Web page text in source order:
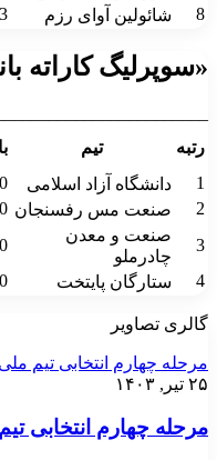
8
شائولین آوای رزم 3
«سوپرلیگ کاراته
رتبه
تیم
1
دانشگاه آزاد اسلامی 0
2
صنعت مس رفسنجان 0
3
صنعت و معدن
چادرملو
0
4
ستارگان پایتخت 0
گالری تصاویر
مرحله چهارم انتخابی تیم
۲۵ تیر, ۱۴۰۳
مرحله چهارم انتخابی